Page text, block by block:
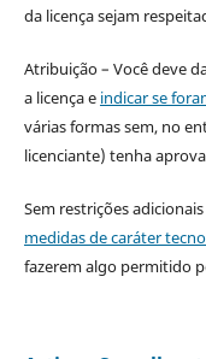
da licença sejam
Atribuição – Você deve
a licença e indicar se
várias formas sem, no
licenciante) tenha
Sem restrições
medidas de caráter
fazerem algo permitido